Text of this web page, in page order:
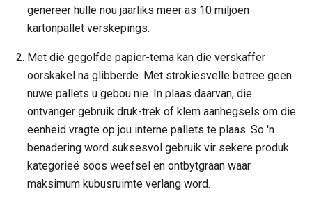
genereer hulle nou jaarliks ​​meer as 10 miljoen
kartonpallet verskepings.
Met die gegolfde papier-tema kan die verskaffer
oorskakel na glibberde. Met strokiesvelle betree geen
nuwe pallets u gebou nie. In plaas daarvan, die
ontvanger gebruik druk-trek of klem aanhegsels om die
eenheid vragte op jou interne pallets te plaas. So 'n
benadering word suksesvol gebruik vir sekere produk
kategorieë soos weefsel en ontbytgraan waar
maksimum kubusruimte verlang word.